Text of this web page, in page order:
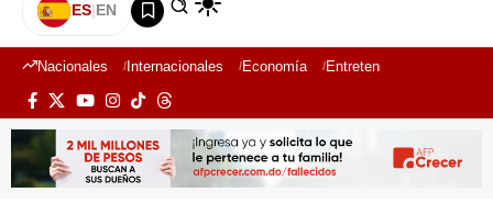
ES|EN
Nacionales Internacionales Economía Entretenimiento